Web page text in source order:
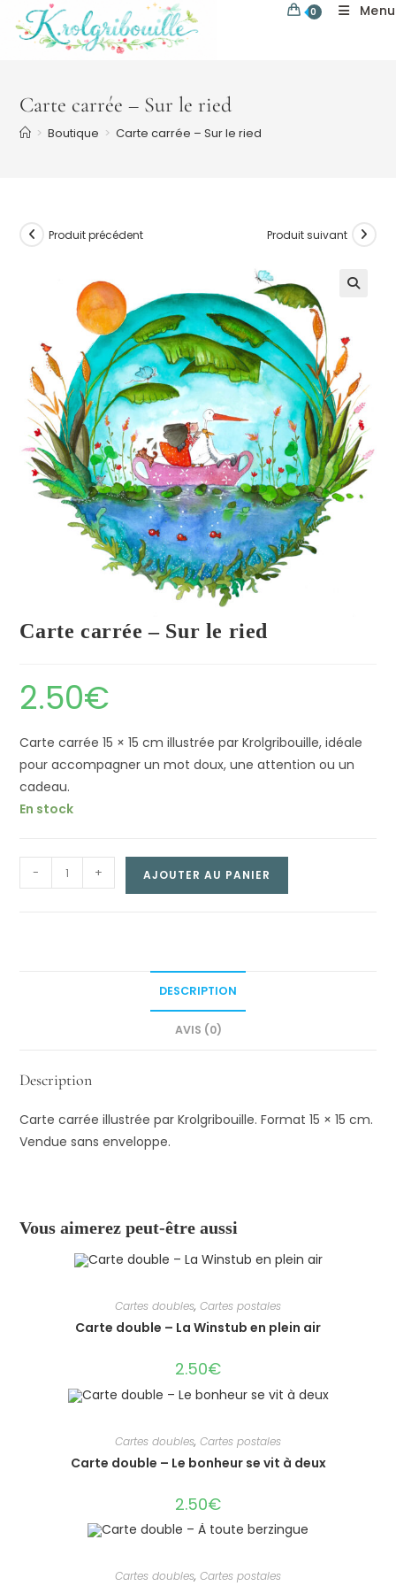
0 Menu
Carte carrée – Sur le ried
> Boutique > Carte carrée – Sur le ried
Produit précédent Produit suivant
Carte carrée – Sur le ried
2.50€
Carte carrée 15 × 15 cm illustrée par Krolgribouille, idéale
pour accompagner un mot doux, une attention ou un
cadeau.
En stock
carrée
- + AJOUTER AU PANIER
DESCRIPTION
AVIS (0)
Description
Carte carrée illustrée par Krolgribouille. Format 15 × 15 cm.
Vendue sans enveloppe.
Vous aimerez peut-être aussi
Cartes doubles, Cartes postales
Carte double – La Winstub en plein air
2.50€
Cartes doubles, Cartes postales
Carte double – Le bonheur se vit à deux
2.50€
Cartes doubles, Cartes postales